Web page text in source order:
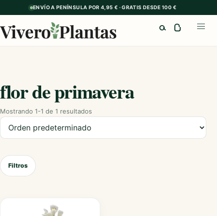
ENVÍO A PENÍNSULA POR 4,95 € · GRATIS DESDE 100 €
flor de primavera
Mostrando 1-1 de 1 resultados
Ordenar productos
Filtros